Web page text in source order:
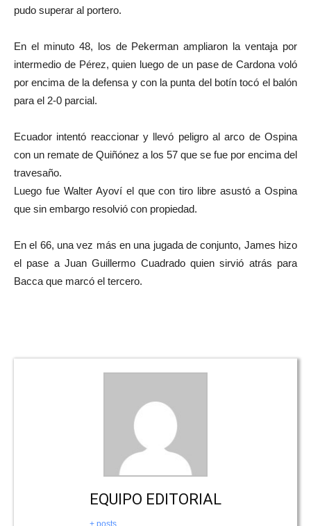
pudo superar al portero.
En el minuto 48, los de Pekerman ampliaron la ventaja por
intermedio de Pérez, quien luego de un pase de Cardona voló
por encima de la defensa y con la punta del botín tocó el balón
para el 2-0 parcial.
Ecuador intentó reaccionar y llevó peligro al arco de Ospina
con un remate de Quiñónez a los 57 que se fue por encima del
travesaño.
Luego fue Walter Ayoví el que con tiro libre asustó a Ospina
que sin embargo resolvió con propiedad.
En el 66, una vez más en una jugada de conjunto, James hizo
el pase a Juan Guillermo Cuadrado quien sirvió atrás para
Bacca que marcó el tercero.
EQUIPO EDITORIAL
+ posts